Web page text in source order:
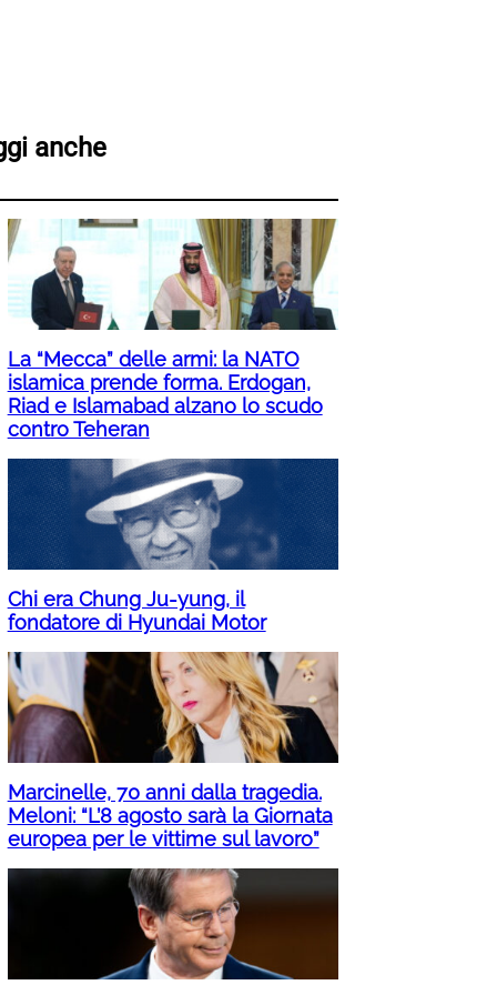
anche
La “Mecca” delle armi: la NATO
islamica prende forma. Erdogan,
Riad e Islamabad alzano lo scudo
contro Teheran
Chi era Chung Ju-yung, il
fondatore di Hyundai Motor
Marcinelle, 70 anni dalla tragedia.
Meloni: “L’8 agosto sarà la Giornata
europea per le vittime sul lavoro”